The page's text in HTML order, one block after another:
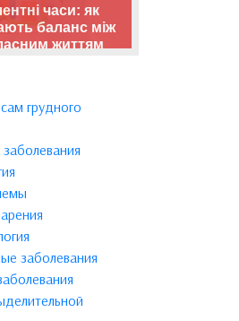
часи: як
баланс між
життям
грудного
заболевания